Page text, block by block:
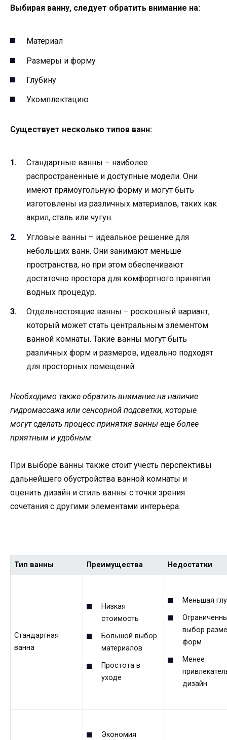
Выбирая ванну, следует обратить внимание на:
Материал
Размеры и форму
Глубину
Укомплектацию
Существует несколько типов ванн:
Стандартные ванны – наиболее
распространенные и доступные модели. Они
имеют прямоугольную форму и могут быть
изготовлены из различных материалов, таких как
акрил, сталь или чугун.
Угловые ванны – идеальное решение для
небольших ванн. Они занимают меньше
пространства, но при этом обеспечивают
достаточно простора для комфортного принятия
водных процедур.
Отдельностоящие ванны – роскошный вариант,
который может стать центральным элементом
ванной комнаты. Такие ванны могут быть
различных форм и размеров, идеально подходят
для просторных помещений.
Необходимо также обратить внимание на наличие
гидромассажа или сенсорной подсветки, которые
могут сделать процесс принятия ванны еще более
приятным и удобным.
При выборе ванны также стоит учесть перспективы
дальнейшего обустройства ванной комнаты и
оценить дизайн и стиль ванны с точки зрения
сочетания с другими элементами интерьера.
Тип ванны Преимущества Недостатки
Стандартная
ванна
Низкая
стоимость
Большой выбор
материалов
Простота в
уходе
Меньшая
выбор
форм
Менее
дизайн
Экономия